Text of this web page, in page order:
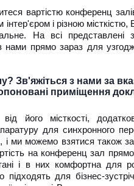
вартістю конференц
і різною
На всі представлені
нами прямо зараз для
Зв'яжіться з нами за
приміщення
його місткості,
для синхронного
і ми можемо взятися також
на конференц зал
і в них комфортна для
підходять для бізнес-